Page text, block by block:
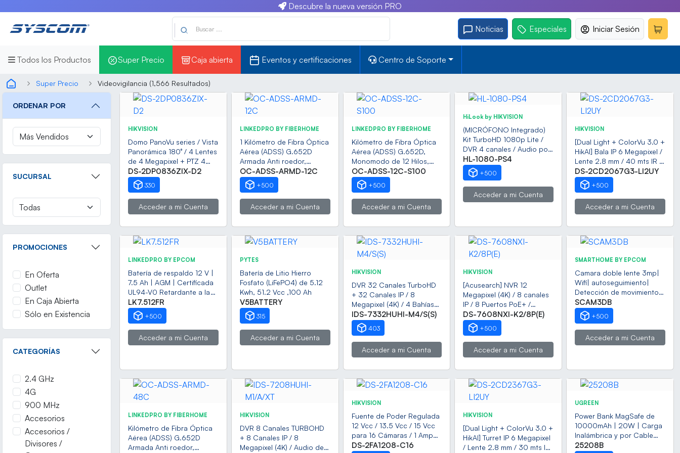
Descubre la nueva versión PRO
Noticias Especiales Iniciar Sesión
Todos los Productos Super Precio Caja abierta Eventos y certificaciones Centro de Soporte
Super Precio Videovigilancia (1,566 Resultados)
ORDENAR POR
SUCURSAL
PROMOCIONES
En Oferta
Outlet
En Caja Abierta
Sólo en Existencia
CATEGORÍAS
2.4 GHz
4G
900 MHz
Accesorios
Accesorios /
Divisores /
HIKVISION
Domo PanoVu series / Vista
Panorámica 180° / 4 Lentes
de 4 Megapixel + PTZ 4
Megapixel de 40X Zoom /
Posicionamiento 3D / IP67 /
IK10 / WDR 120 dB / EIS /
Autoseguimiento / 250 mts
IR / 36 VCD
DS-2DP0836ZIX-D2
330
Acceder a mi Cuenta
LINKEDPRO BY FIBERHOME
1 Kilómetro de Fibra Óptica
Aérea (ADSS) G.652D
Armada Anti roedor,
Dieléctrica, Monomodo 12
Hilos, Span 200
OC-ADSS-ARMD-12C
+500
Acceder a mi Cuenta
LINKEDPRO BY FIBERHOME
Kilómetro de Fibra Óptica
Aérea (ADSS) G.652D,
Monomodo de 12 Hilos,
Exterior, Span 100, Loose
Tube
OC-ADSS-12C-S100
+500
Acceder a mi Cuenta
HiLook by HIKVISION
(MICRÓFONO Integrado)
Kit TurboHD 1080p Lite /
DVR 4 canales / Audio por
Coaxitron / 4 Cámaras
Bala de Policarbonato con
Micrófono Integrado
HL-1080-PS4
+500
Acceder a mi Cuenta
HIKVISION
[Dual Light + ColorVu 3.0 +
HikAI] Bala IP 6 Megapixel /
Lente 2.8 mm / 40 mts IR +
40 Mts Luz Blanca / 2
Microfonos Integrados /
Exterior IP67 / WDR 130 dB
/ ACUSENSE 3.0 / Metal /
NEMA 4X / ACUSEEK /
DS-2CD2067G3-LI2UY
+500
Acceder a mi Cuenta
LINKEDPRO BY EPCOM
Batería de respaldo 12 V |
7.5 Ah | AGM | Certificada
UL94-V0 Retardante a la
Flama | Especial para
Seguridad Electrónica |
UPS | Sistemas de
Emergencia | Vida útil 5
años | Terminales F1 +
LK7.512FR
+500
Acceder a mi Cuenta
PYTES
Batería de Litio Hierro
Fosfato (LiFePO4) de 5.12
Kwh, 51.2 Vcc ,100 Ah
V5BATTERY
315
Acceder a mi Cuenta
HIKVISION
DVR 32 Canales TurboHD
+ 32 Canales IP / 8
Megapixel (4K) / 4 Bahías
de Disco Duro / RAID
0,1,5,6,10 / POS /
Acusense / 16 Entradas de
Alarma
IDS-7332HUHI-M4/S(S)
403
Acceder a mi Cuenta
HIKVISION
[Acusearch] NVR 12
Megapixel (4K) / 8 canales
IP / 8 Puertos PoE+ /
AcuSense (Evita Falsas
Alarmas) / Reconocimiento
Facial / 2 Bahías de Disco
Duro / HDMI en 4K /
Alarmas I/O / 300 Metros
DS-7608NXI-K2/8P(E)
+500
Acceder a mi Cuenta
SMARTHOME BY EPCOM
Camara doble lente 3mp|
Wifi| autoseguimiento|
Detección de movimiento|
audio de 2 vias|
almacenamiento hasta
128GB
SCAM3DB
+500
Acceder a mi Cuenta
LINKEDPRO BY FIBERHOME
Kilómetro de Fibra Óptica
Aérea (ADSS) G.652D
Armada Anti roedor,
HIKVISION
DVR 8 Canales TURBOHD
+ 8 Canales IP / 8
Megapixel (4K) / Audio de
HIKVISION
Fuente de Poder Regulada
12 Vcc / 13.5 Vcc / 15 Vcc
para 16 Cámaras / 1 Amp
por Salida / Voltaje de
DS-2FA1208-C16
HIKVISION
[Dual Light + ColorVu 3.0 +
HikAI] Turret IP 6 Megapixel
/ Lente 2.8 mm / 30 mts IR
UGREEN
Power Bank MagSafe de
10000mAh | 20W | Carga
Inalámbrica y por Cable
USB-C | Sistema de
25208B